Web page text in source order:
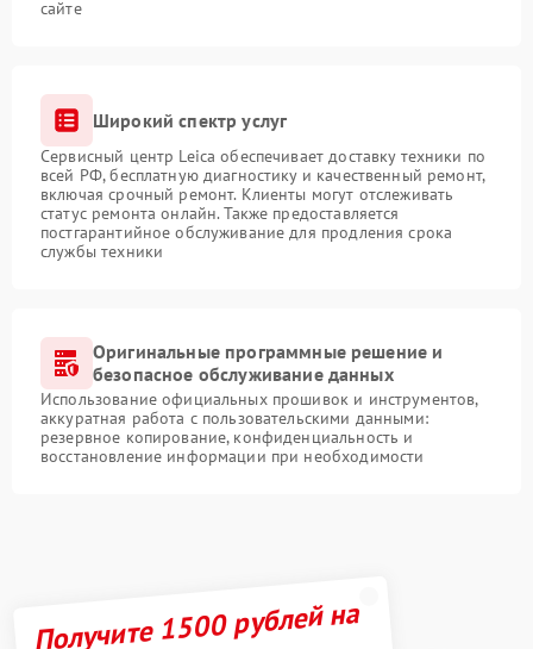
сайте
Широкий спектр услуг
Сервисный центр Leica обеспечивает доставку техники по
всей РФ, бесплатную диагностику и качественный ремонт,
включая срочный ремонт. Клиенты могут отслеживать
статус ремонта онлайн. Также предоставляется
постгарантийное обслуживание для продления срока
службы техники
Оригинальные программные решение и
безопасное обслуживание данных
Использование официальных прошивок и инструментов,
аккуратная работа с пользовательскими данными:
резервное копирование, конфиденциальность и
восстановление информации при необходимости
Получите 1500 рублей на